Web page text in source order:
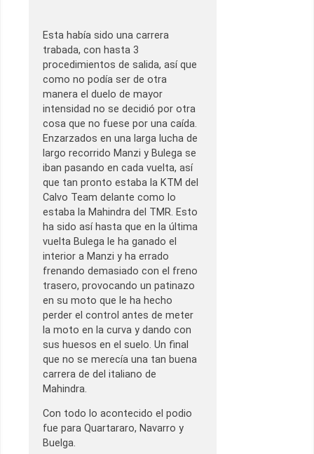
Esta había sido una carrera
trabada, con hasta 3
procedimientos de salida, así que
como no podía ser de otra
manera el duelo de mayor
intensidad no se decidió por otra
cosa que no fuese por una caída.
Enzarzados en una larga lucha de
largo recorrido Manzi y Bulega se
iban pasando en cada vuelta, así
que tan pronto estaba la KTM del
Calvo Team delante como lo
estaba la Mahindra del TMR. Esto
ha sido así hasta que en la última
vuelta Bulega le ha ganado el
interior a Manzi y ha errado
frenando demasiado con el freno
trasero, provocando un patinazo
en su moto que le ha hecho
perder el control antes de meter
la moto en la curva y dando con
sus huesos en el suelo. Un final
que no se merecía una tan buena
carrera de del italiano de
Mahindra.
Con todo lo acontecido el podio
fue para Quartararo, Navarro y
Buelga.